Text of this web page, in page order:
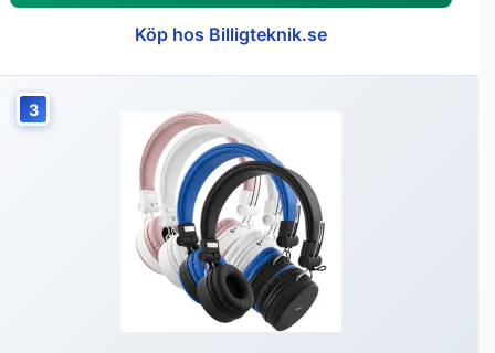
Köp hos Billigteknik.se
3